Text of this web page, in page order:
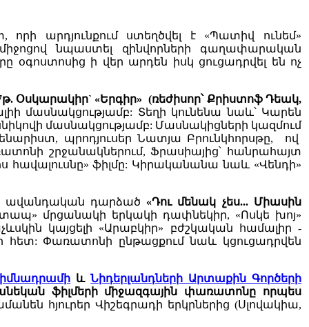
արդյունքում ստեղծվել է «Պատիվ ունեմ»
նպաստել զինվորների գաղափարական
ի վեր արդեն իսկ ցուցադրվել են ոչ
թ. Օսկարակիր` «Երգիր» (ռեժիսոր՝ Քրիստոֆ Դեակ,
մասնակցությամբ: Տեղի կունենա նաև՝ Կարեն
մասնակցությամբ: Մասնակիցների կազմում
պրոդյուսեր Նատյա Բրունկհորսթը, ով
շրջանակներում, Ֆրասիայից՝ հանրահայտ
հավալուսնը» ֆիլմը: Կիրականանա նաև «Վենդի»
ավանդական դարձած «Դու մենակ չես... Միասին
մրցանակի երկակի դափնեկիր, «Ոսկե խոյ»
կայցելի «Արաբկիր» բժշկական համալիր -
հետ: Փառատոնի ընթացքում նաև կցուցադրվեն
ևՆիդերլանդների Արտաքին Գործերի
ֆիլմերի միջազգային փառատոնը որպես
հյուրեր Վիշեգրադի երկրներից (Սլովակիա,